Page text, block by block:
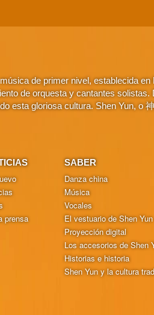
de primer nivel, establecida
de orquesta y cantantes
esta gloriosa cultura. Shen Yun, o
prensa
SABER
Danza china
Música
Vocales
El vestuario de Shen Yun
Proyección digital
Los accesorios de Shen
Historias e historia
Shen Yun y la cultura